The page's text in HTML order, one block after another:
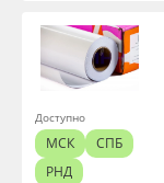
Доступно
МСК
СПБ
РНД